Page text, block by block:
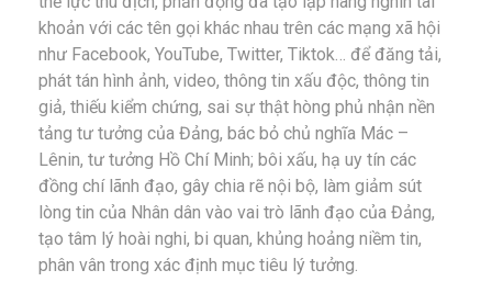
khoản với các tên gọi khác nhau trên các mạng xã hội
như Facebook, YouTube, Twitter, Tiktok… để đăng tải,
phát tán hình ảnh, video, thông tin xấu độc, thông tin
giả, thiếu kiểm chứng, sai sự thật hòng phủ nhận nền
tảng tư tưởng của Đảng, bác bỏ chủ nghĩa Mác –
Lênin, tư tưởng Hồ Chí Minh; bôi xấu, hạ uy tín các
đồng chí lãnh đạo, gây chia rẽ nội bộ, làm giảm sút
lòng tin của Nhân dân vào vai trò lãnh đạo của Đảng,
tạo tâm lý hoài nghi, bi quan, khủng hoảng niềm tin,
phân vân trong xác định mục tiêu lý tưởng.